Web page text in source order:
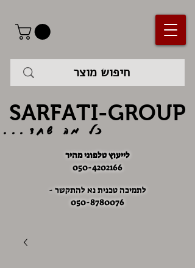
SARFATI-GROUP
לייעוץ טלפוני מהיר
050-4202166
לתמיכה טכנית נא להתקשר -
050-8780076
כל מה שחד...